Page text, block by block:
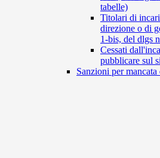
tabelle)
Titolari di
direzione o di
1-bis, del dlgs
Cessati
pubblicare sul
Sanzioni per